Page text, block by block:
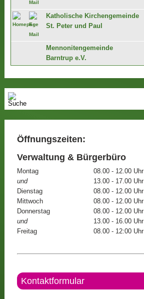
Katholische Kirchengemeinde
St. Peter und Paul
Mennonitengemeinde
Barntrup e.V.
Öffnungszeiten:
Verwaltung & Bürgerbüro
Montag
08.00 - 12.00 Uhr
und
13.00 - 17.00 Uhr
Dienstag
08.00 - 12.00 Uhr
Mittwoch
08.00 - 12.00 Uhr
Donnerstag
08.00 - 12.00 Uhr
und
13.00 - 16.00 Uhr
Freitag
08.00 - 12:00 Uhr
Kontaktformular